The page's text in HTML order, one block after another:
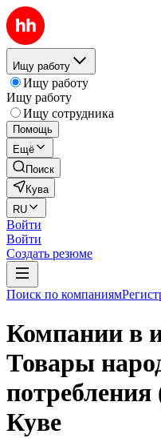
Ищу работу
Ищу работу
Ищу работу
Ищу сотрудника
Помощь
Ещё
Поиск
Кува
RU
Войти
Войти
Создать резюме
Поиск по компаниям
Компании в
Товары
Куве